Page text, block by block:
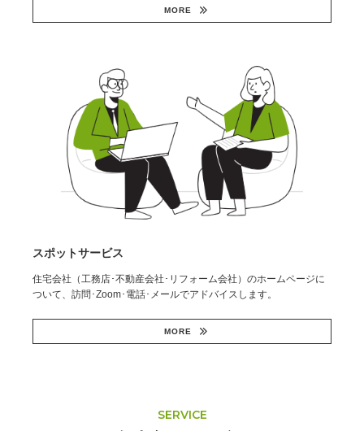
MORE
スポットサービス
住宅会社（工務店･不動産会社･リフォーム会社）のホームページに
ついて、訪問･Zoom･電話･メールでアドバイスします。
MORE
SERVICE